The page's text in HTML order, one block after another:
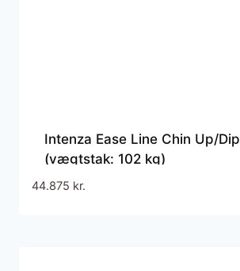
Intenza Ease Line Chin Up/Dip
(vægtstak: 102 kg)
44.875 kr.